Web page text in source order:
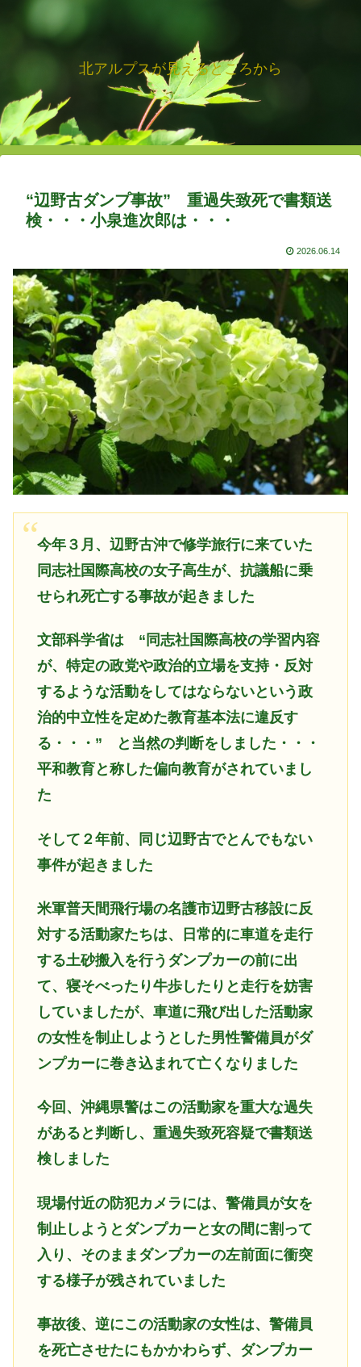
北アルプスが見えるところから
“辺野古ダンプ事故” 重過失致死で書類送
検・・・小泉進次郎は・・・
2026.06.14
今年３月、辺野古沖で修学旅行に来ていた
同志社国際高校の女子高生が、抗議船に乗
せられ死亡する事故が起きました
文部科学省は
“同志社国際高校の学習内容
が、特定の政党や政治的立場を支持・反対
するような活動をしてはならないという政
治的中立性を定めた教育基本法に違反す
る・・・” と当然の判断をしました・・・
平和教育と称した偏向教育がされていまし
た
そして２年前、同じ辺野古でとんでもない
事件が起きました
米軍普天間飛行場の名護市辺野古移設に反
対する活動家たちは、日常的に車道を走行
する土砂搬入を行うダンプカーの前に出
て、寝そべったり牛歩したりと走行を妨害
していましたが、車道に飛び出した活動家
の女性を制止しようとした男性警備員がダ
ンプカーに巻き込まれて亡くなりました
今回、沖縄県警はこの活動家を重大な過失
があると判断し、重過失致死容疑で書類送
検しました
現場付近の防犯カメラには、警備員が女を
制止しようとダンプカーと女の間に割って
入り、そのままダンプカーの左前面に衝突
する様子が残されていました
事故後、逆にこの活動家の女性は、警備員
を死亡させたにもかかわらず、 ダンプカー